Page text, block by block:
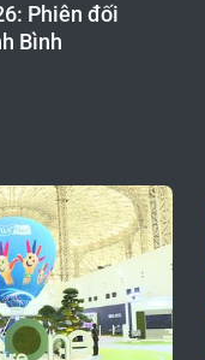
Phiên đối
Bình